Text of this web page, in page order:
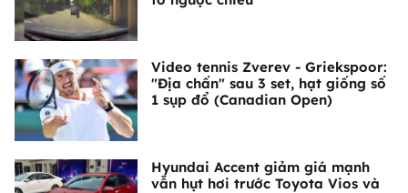
Video tennis Zverev - Griekspoor:
"Địa chấn" sau 3 set, hạt giống số
1 sụp đổ (Canadian Open)
Hyundai Accent giảm giá mạnh
vẫn hụt hơi trước Toyota Vios và